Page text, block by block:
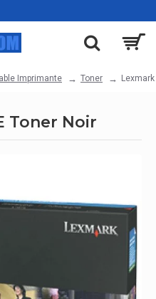
Imprimante Toner
Toner Noir